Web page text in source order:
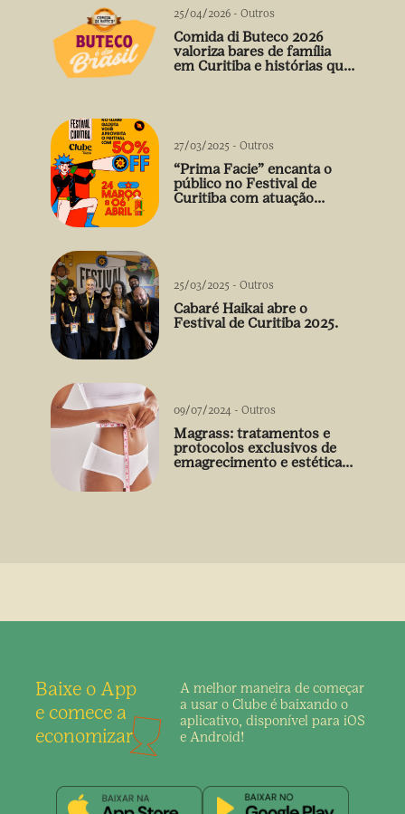
25/04/2026 - Outros
Comida di Buteco 2026
valoriza bares de família
em Curitiba e histórias que
27/03/2025 - Outros
“Prima Facie” encanta o
público no Festival de
Curitiba com atuação
25/03/2025 - Outros
Cabaré Haikai abre o
Festival de Curitiba 2025.
09/07/2024 - Outros
Magrass: tratamentos e
protocolos exclusivos de
emagrecimento e estética
Baixe o App
e comece a
economizar
A melhor maneira de começar
a usar o Clube é baixando o
aplicativo, disponível para iOS
e Android!